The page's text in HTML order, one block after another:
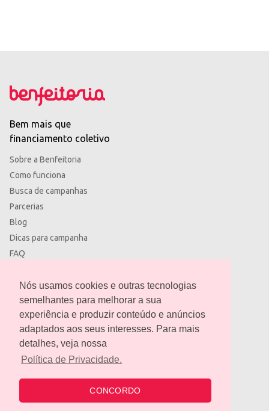
Nós usamos cookies e outras tecnologias
semelhantes para melhorar a sua
experiência e produzir conteúdo e anúncios
adaptados aos seus interesses. Para mais
detalhes, veja nossa
Política de Privacidade.
CONCORDO
Bem mais que
financiamento coletivo
Sobre a Benfeitoria
Como funciona
Busca de campanhas
Parcerias
Blog
Dicas para campanha
FAQ
Política de privacidade
contato@benfeitoria.com